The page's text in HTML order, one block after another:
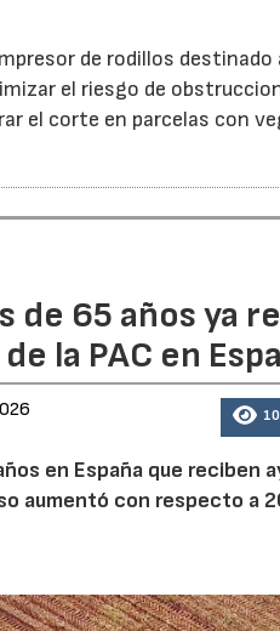
de rodillos
el riesgo de
el corte en parcelas con
de 65 años ya
la PAC en
en España que reciben
aumentó con respecto a